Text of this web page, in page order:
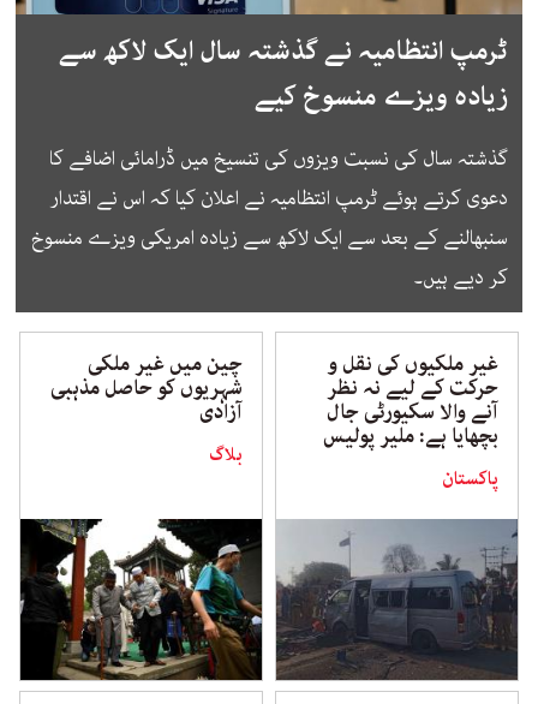
ٹرمپ انتظامیہ نے گذشتہ سال ایک لاکھ سے
زیادہ ویزے منسوخ کیے
گذشتہ سال کی نسبت ویزوں کی تنسیخ میں ڈرامائی اضافے کا
دعوی کرتے ہوئے ٹرمپ انتظامیہ نے اعلان کیا کہ اس نے اقتدار
سنبھالنے کے بعد سے ایک لاکھ سے زیادہ امریکی ویزے منسوخ
کر دیے ہیں۔
غیر ملکیوں کی نقل و
حرکت کے لیے نہ نظر
آنے والا سکیورٹی جال
بچھایا ہے: ملیر پولیس
پاکستان
چین میں غیر ملکی
شہریوں کو حاصل مذہبی
آزادی
بلاگ